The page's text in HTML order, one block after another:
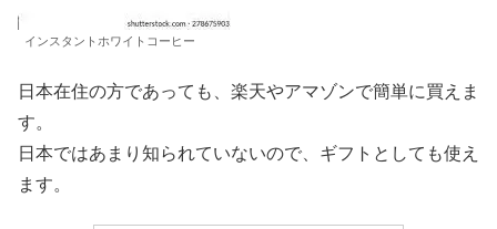
インスタントホワイトコーヒー
日本在住の方であっても、楽天やアマゾンで簡単に買えま
す。
日本ではあまり知られていないので、ギフトとしても使え
ます。